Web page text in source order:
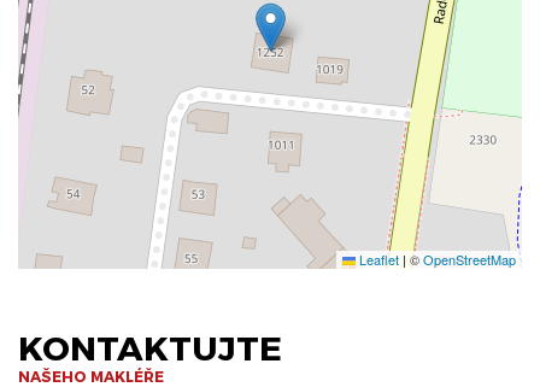
Leaflet | ©OpenStreetMap
KONTAKTUJTE
NAŠEHO MAKLÉŘE